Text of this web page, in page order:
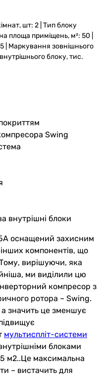
шт: 2 | Тип блоку
площа приміщень, м²: 50 |
| Маркування зовнішнього
блоку, тис.
Swing
внутрішні блоки
оснащений захисним
компонентів, що
Тому, вирішуючи, яка
ми виділили цю
компресор з
ротора – Swing.
значить це зменшує
мультиспліт-системи
блоками
м2..Це максимальна
– вистачить для